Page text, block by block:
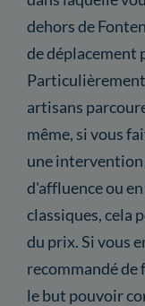
dehors de
de déplacement
artisans
même, si vous
une intervention
d'affluence ou
classiques, cela
du prix. Si vous
recommandé de
le but pouvoir